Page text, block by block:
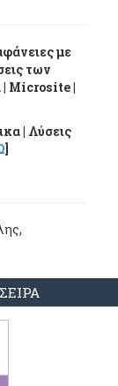
με
των
| Microsite |
| Λύσεις
]